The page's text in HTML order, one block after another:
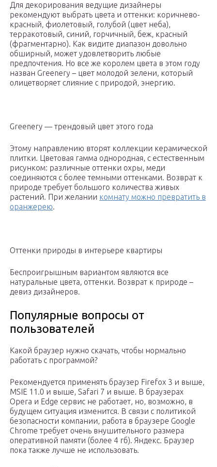
Для декорирования ведущие дизайнеры
рекомендуют выбрать цвета и оттенки: коричнево-
красный, фиолетовый, голубой (цвет неба),
терракотовый, синий, горчичный, беж, красный
(фрагментарно). Как видите диапазон довольно
обширный, может удовлетворить любые
предпочтения. Но все же королем цвета в этом году
назван Greenery – цвет молодой зелени, который
олицетворяет слияние с природой, энергию.
Greenery — трендовый цвет этого года
Этому направлению вторят коллекции керамической
плитки. Цветовая гамма однородная, с естественным
рисунком: различные оттенки охры, меди
соединяются с более темными оттенками. Возврат к
природе требует большого количества живых
растений. При желании комнату можно превратить в
оранжерею.
Оттенки природы в интерьере квартиры
Беспроигрышным вариантом являются все
натуральные цвета, оттенки. Возврат к природе –
девиз дизайнеров.
Популярные вопросы от
пользователей
Какой браузер нужно скачать, чтобы нормально
работать с программой?
Рекомендуется применять браузер Firefox 3 и выше,
MSIE 11.0 и выше, Safari 7 и выше. В браузерах
Opera и Edge сервис не работает, но, возможно, в
будущем ситуация изменится. В связи с политикой
безопасности компании, работа в браузере Google
Chrome требует очень внушительного размера
оперативной памяти (более 4 гб). Яндекс. Браузер
пока также лучше не использовать.